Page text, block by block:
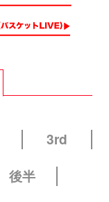
3rd
後半